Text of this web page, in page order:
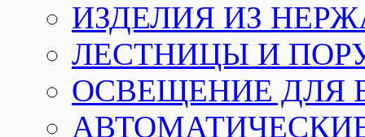
ИЗДЕЛИЯ ИЗ
ЛЕСТНИЦЫ И
ОСВЕЩЕНИЕ ДЛЯ